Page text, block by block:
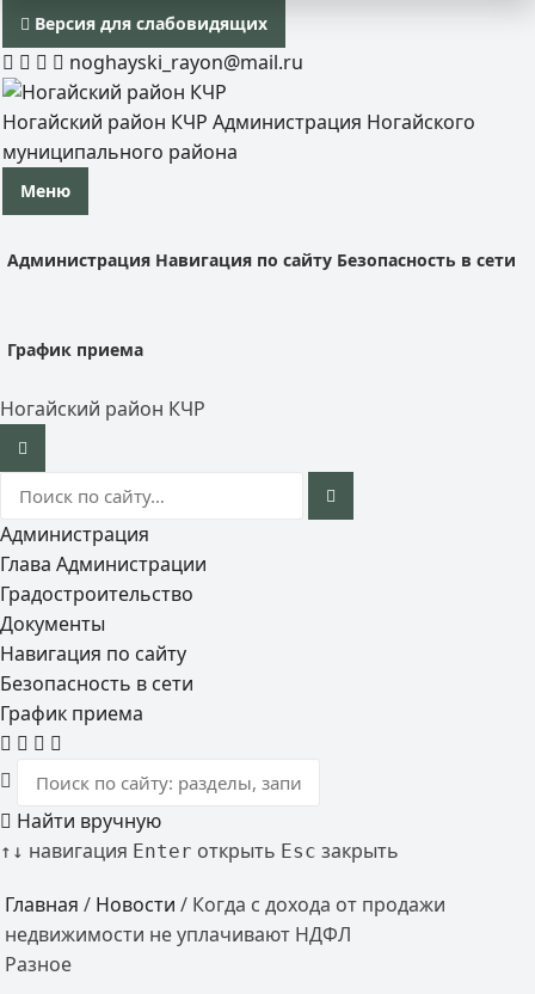
Версия для слабовидящих
noghayski_rayon@mail.ru
Ногайский район КЧР Администрация Ногайского
муниципального района
Меню
Администрация Навигация по сайту Безопасность в сети
График приема
Ногайский район КЧР
Администрация
Глава Администрации
Градостроительство
Документы
Навигация по сайту
Безопасность в сети
График приема
Найти вручную
↑ ↓ навигация Enter открыть Esc закрыть
Главная / Новости / Когда с дохода от продажи
недвижимости не уплачивают НДФЛ
Разное